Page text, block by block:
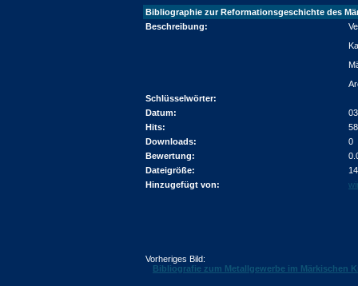
Bibliographie zur Reformationsgeschichte des
Beschreibung:
Schlüsselwörter:
Datum:
Hits:
Downloads:
0
Bewertung:
Dateigröße:
Hinzugefügt von:
Vorheriges Bild:
Bibliografie zum Metallgewerbe im Märkischen